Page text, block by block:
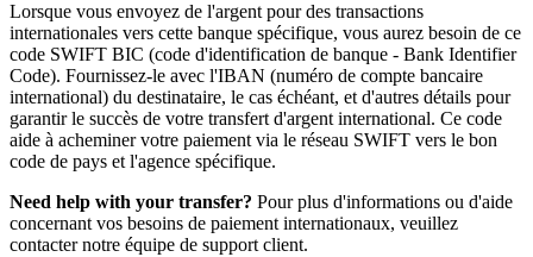
Lorsque vous envoyez de l'argent pour des transactions
internationales vers cette banque spécifique, vous aurez besoin de ce
code SWIFT BIC (code d'identification de banque - Bank Identifier
Code). Fournissez-le avec l'IBAN (numéro de compte bancaire
international) du destinataire, le cas échéant, et d'autres détails pour
garantir le succès de votre transfert d'argent international. Ce code
aide à acheminer votre paiement via le réseau SWIFT vers le bon
code de pays et l'agence spécifique.
Need help with your transfer? Pour plus d'informations ou d'aide
concernant vos besoins de paiement internationaux, veuillez
contacter notre équipe de support client.